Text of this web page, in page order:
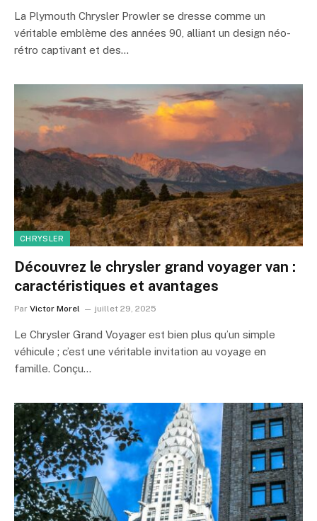
La Plymouth Chrysler Prowler se dresse comme un
véritable emblème des années 90, alliant un design néo-
rétro captivant et des…
CHRYSLER
Découvrez le chrysler grand voyager van :
caractéristiques et avantages
Par Victor Morel juillet 29, 2025
Le Chrysler Grand Voyager est bien plus qu’un simple
véhicule ; c’est une véritable invitation au voyage en
famille. Conçu…